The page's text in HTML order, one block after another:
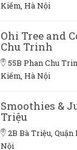
Kiếm, Hà Nội
Ohi Tree and
Chu Trinh
55B Phan Chu
Kiếm, Hà Nội
Smoothies &
Triệu
2B Bà Triệu,
Nội